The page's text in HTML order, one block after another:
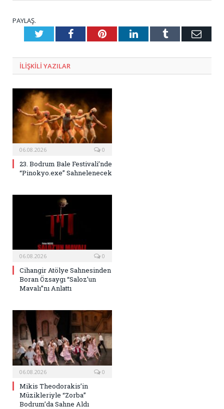
PAYLAŞ.
TwitterFacebookPinterestLinkedInTumblr E-
ILIŞKILI YAZILAR
06.08.2026 0
23. Bodrum Bale Festivali’nde
“Pinokyo.exe” Sahnelenecek
06.08.2026 0
Cihangir Atölye Sahnesinden
Boran Özsaygı “Saloz’un
Mavalı”nı Anlattı
06.08.2026 0
Mikis Theodorakis’in
Müzikleriyle “Zorba”
Bodrum’da Sahne Aldı